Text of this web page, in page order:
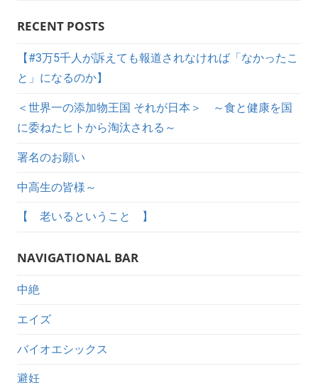
RECENT POSTS
【#3万5千人が訴えても報道されなければ「なかったこ
と」になるのか】
＜世界一の添加物王国 それが日本＞ ～食と健康を国
に委ねたヒトから淘汰される～
署名のお願い
中高生の皆様～
【 老いるということ 】
NAVIGATIONAL BAR
中絶
エイズ
バイオエシックス
避妊